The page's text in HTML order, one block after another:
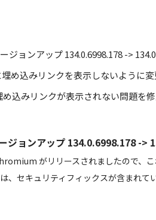
ョンアップ 134.0.6998.178 ->
め込みリンクを表示しないように
込みリンクが表示されない問題を
ジョンアップ 134.0.6998.178 ->
がリリースされましたので、
、セキュリティフィックスが含まれて